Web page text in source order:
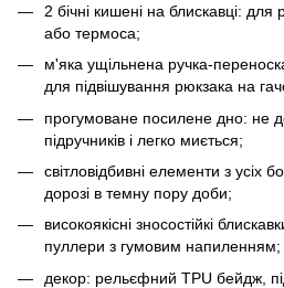
2 бічні кишені на блискавці:
або термоса;
м'яка ущільнена ручка-
для підвішування рюкзака на
прогумоване посилене дно: не
підручників і легко миється;
світловідбивні елементи з усіх
дорозі в темну пору доби;
високоякісні зносостійкі
пуллери з гумовим напиленням;
декор: рельєфний TPU бейдж,